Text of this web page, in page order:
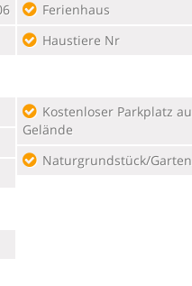
Ferienhaus
Haustiere Nr
Gelände
Naturgrundstück/Garten